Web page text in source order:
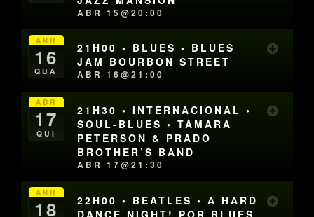
ABR 15@20:00
ABR
16
QUA
21H00 • BLUES • BLUES
JAM BOURBON STREET
ABR 16@21:00
ABR
17
QUI
21H30 • INTERNACIONAL •
SOUL-BLUES • TAMARA
PETERSON & PRADO
BROTHER’S BAND
ABR 17@21:30
ABR
18
22H00 • BEATLES • A HARD
DANCE NIGHT! POR BLUES